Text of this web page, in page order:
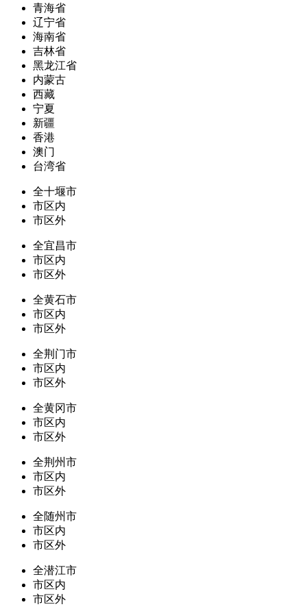
青海省
辽宁省
海南省
吉林省
黑龙江省
内蒙古
西藏
宁夏
新疆
香港
澳门
台湾省
全十堰市
市区内
市区外
全宜昌市
市区内
市区外
全黄石市
市区内
市区外
全荆门市
市区内
市区外
全黄冈市
市区内
市区外
全荆州市
市区内
市区外
全随州市
市区内
市区外
全潜江市
市区内
市区外